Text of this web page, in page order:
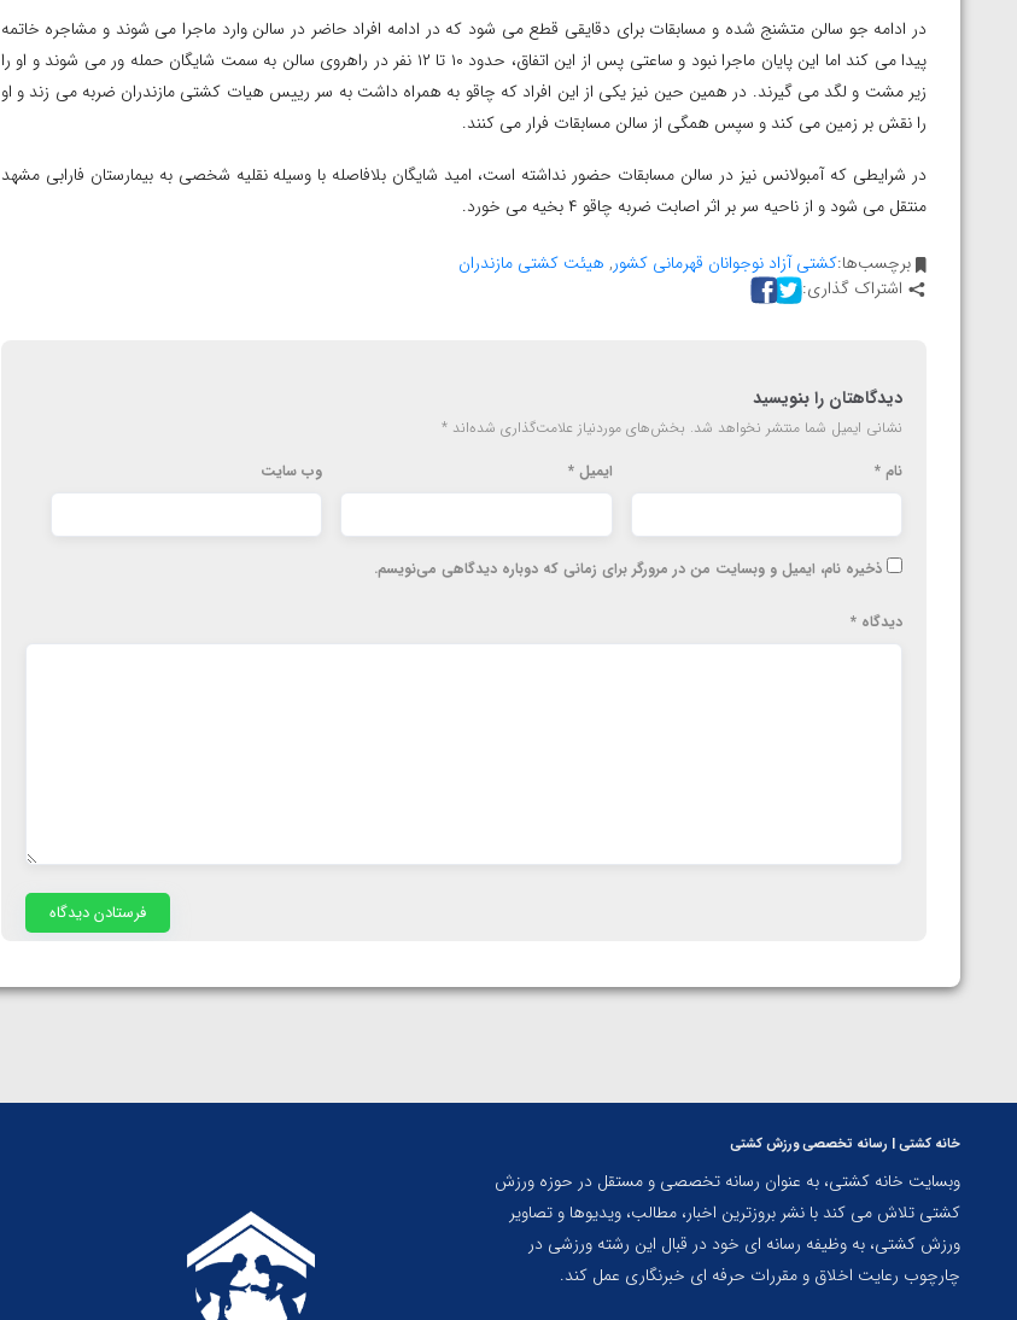
در ادامه جو سالن متشنج شده و مسابقات برای دقایقی قطع می شود که در ادامه افراد حاضر در سالن وارد ماجرا می شوند و مشاجره خاتمه
پیدا می کند اما این پایان ماجرا نبود و ساعتی پس از این اتفاق، حدود ۱۰ تا ۱۲ نفر در راهروی سالن به سمت شایگان حمله ور می شوند و او را
زیر مشت و لگد می گیرند. در همین حین نیز یکی از این افراد که چاقو به همراه داشت به سر رییس هیات کشتی مازندران ضربه می زند و او
را نقش بر زمین می کند و سپس همگی از سالن مسابقات فرار می کنند.
در شرایطی که آمبولانس نیز در سالن مسابقات حضور نداشته است، امید شایگان بلافاصله با وسیله نقلیه شخصی به بیمارستان فارابی مشهد
منتقل می شود و از ناحیه سر بر اثر اصابت ضربه چاقو ۴ بخیه می خورد.
برچسب‌ها:کشتی آزاد نوجوانان قهرمانی کشور, هیئت کشتی مازندران
اشتراک گذاری:
دیدگاهتان را بنویسید
نشانی ایمیل شما منتشر نخواهد شد. بخش‌های موردنیاز علامت‌گذاری شده‌اند *
نام * ایمیل* وب‌ سایت
ذخیره نام، ایمیل و وبسایت من در مرورگر برای زمانی که دوباره دیدگاهی می‌نویسم.
دیدگاه *
امین میرزازاده
ویدیو؛ باخت امین کاویانی نژاد مقابل مالخاز آمویان از
ارمنستان
خانه کشتی | رسانه تخصصی ورزش کشتی
وبسایت خانه کشتی، به عنوان رسانه تخصصی و مستقل در حوزه ورزش
کشتی تلاش می کند با نشر بروزترین اخبار، مطالب، ویدیوها و تصاویر
ورزش کشتی، به وظیفه رسانه ای خود در قبال این رشته ورزشی در
چارچوب رعایت اخلاق و مقررات حرفه ای خبرنگاری عمل کند.